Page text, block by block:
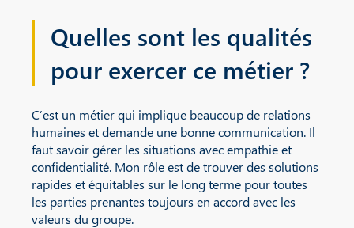
Quelles sont les qualités
pour exercer ce métier ?
C’est un métier qui implique beaucoup de relations
humaines et demande une bonne communication. Il
faut savoir gérer les situations avec empathie et
confidentialité. Mon rôle est de trouver des solutions
rapides et équitables sur le long terme pour toutes
les parties prenantes toujours en accord avec les
valeurs du groupe.